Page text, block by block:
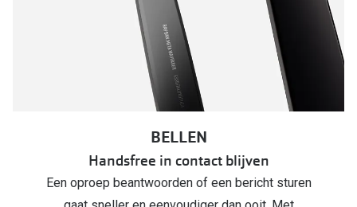
BELLEN
Handsfree in contact blijven
Een oproep beantwoorden of een bericht sturen